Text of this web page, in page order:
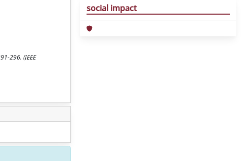
296. (IEEE
social impact